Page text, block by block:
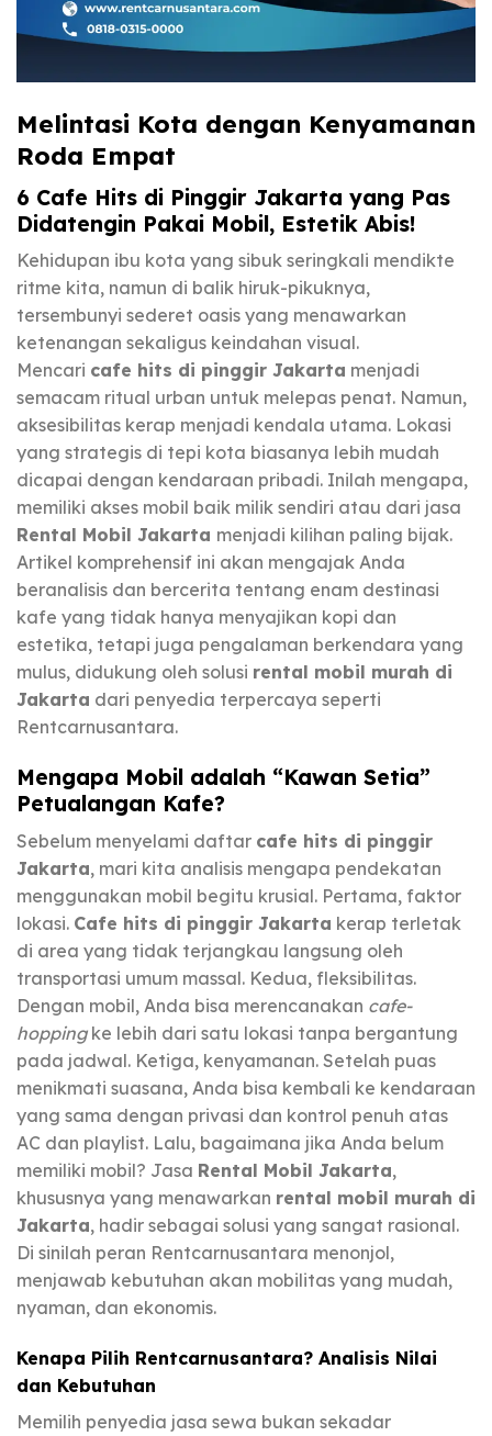
Melintasi Kota dengan Kenyamanan
Roda Empat
6 Cafe Hits di Pinggir Jakarta yang Pas
Didatengin Pakai Mobil, Estetik Abis!
Kehidupan ibu kota yang sibuk seringkali mendikte
ritme kita, namun di balik hiruk-pikuknya,
tersembunyi sederet oasis yang menawarkan
ketenangan sekaligus keindahan visual.
Mencari cafe hits di pinggir Jakarta menjadi
semacam ritual urban untuk melepas penat. Namun,
aksesibilitas kerap menjadi kendala utama. Lokasi
yang strategis di tepi kota biasanya lebih mudah
dicapai dengan kendaraan pribadi. Inilah mengapa,
memiliki akses mobil baik milik sendiri atau dari jasa
Rental Mobil Jakarta menjadi kilihan paling bijak.
Artikel komprehensif ini akan mengajak Anda
beranalisis dan bercerita tentang enam destinasi
kafe yang tidak hanya menyajikan kopi dan
estetika, tetapi juga pengalaman berkendara yang
mulus, didukung oleh solusi rental mobil murah di
Jakarta dari penyedia terpercaya seperti
Rentcarnusantara.
Mengapa Mobil adalah “Kawan Setia”
Petualangan Kafe?
Sebelum menyelami daftar cafe hits di pinggir
Jakarta, mari kita analisis mengapa pendekatan
menggunakan mobil begitu krusial. Pertama, faktor
lokasi. Cafe hits di pinggir Jakarta kerap terletak
di area yang tidak terjangkau langsung oleh
transportasi umum massal. Kedua, fleksibilitas.
Dengan mobil, Anda bisa merencanakan cafe-
hoppingke lebih dari satu lokasi tanpa bergantung
pada jadwal. Ketiga, kenyamanan. Setelah puas
menikmati suasana, Anda bisa kembali ke kendaraan
yang sama dengan privasi dan kontrol penuh atas
AC dan playlist. Lalu, bagaimana jika Anda belum
memiliki mobil? Jasa Rental Mobil Jakarta,
khususnya yang menawarkan rental mobil murah di
Jakarta, hadir sebagai solusi yang sangat rasional.
Di sinilah peran Rentcarnusantara menonjol,
menjawab kebutuhan akan mobilitas yang mudah,
nyaman, dan ekonomis.
Kenapa Pilih Rentcarnusantara? Analisis Nilai
dan Kebutuhan
Memilih penyedia jasa sewa bukan sekadar